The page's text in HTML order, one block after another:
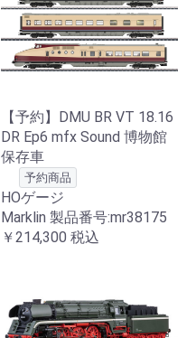
【予約】DMU BR VT 18.16
DR Ep6 mfx Sound 博物館
保存車
予約商品
HOゲージ
Marklin 製品番号:mr38175
￥214,300 税込